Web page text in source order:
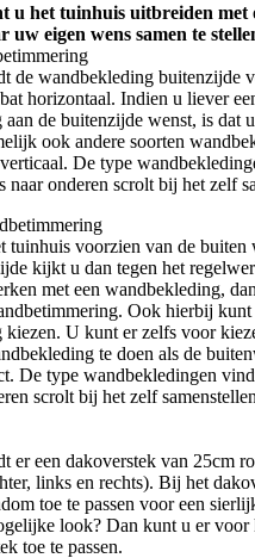
u het tuinhuis uitbreiden met
uw eigen wens samen te
de wandbekleding buitenzijde
horizontaal. Indien u liever
de buitenzijde wenst, is dat
ook andere soorten
De type
naar onderen scrolt bij het zelf
tuinhuis voorzien van de buiten
kijkt u dan tegen het
met een wandbekleding,
Ook hierbij
kiezen. U kunt er zelfs voor
te doen als de
De type wandbekledingen
scrolt bij het zelf
er een dakoverstek van 25cm
links en rechts). Bij het
toe te passen voor een
look? Dan kunt u er voor
toe te passen.